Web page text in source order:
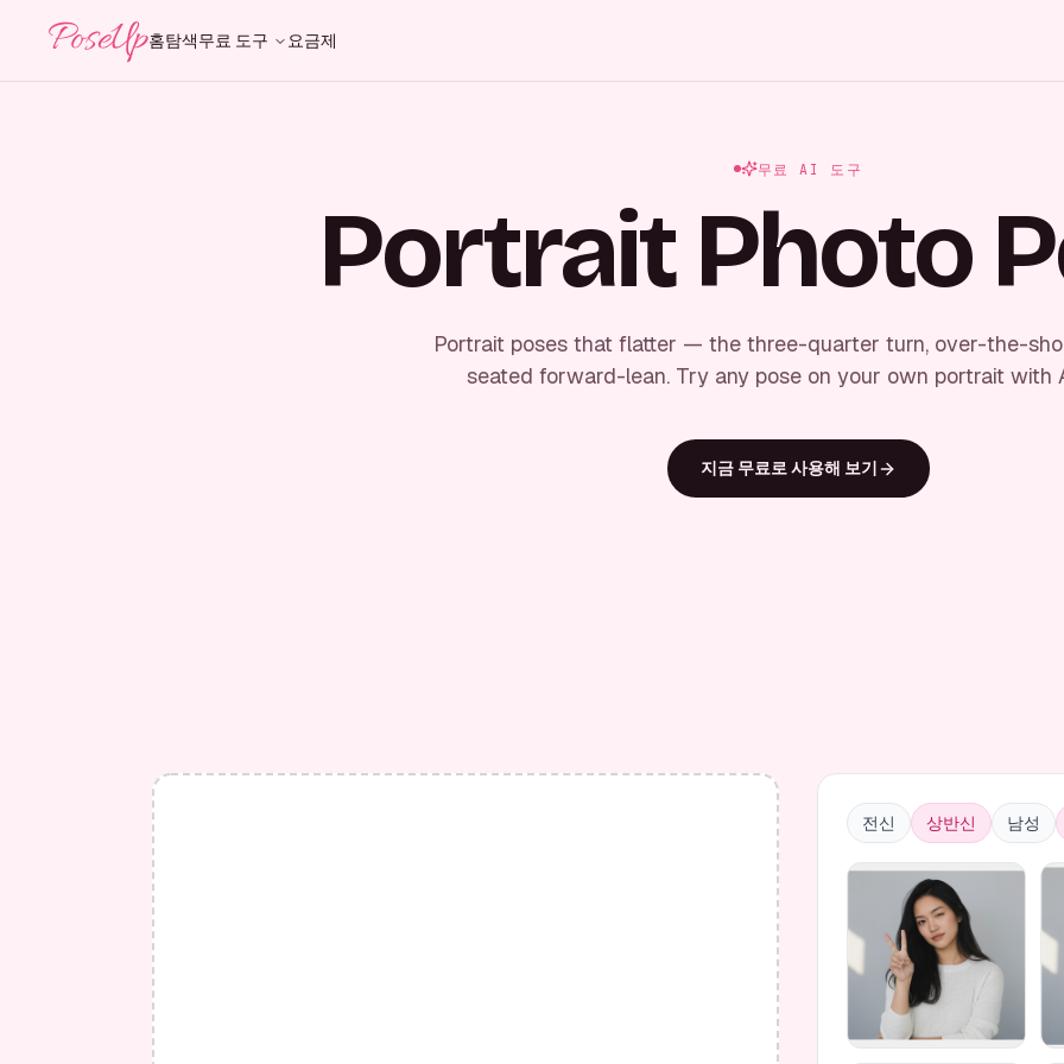
PoseUp홈탐색무료 도구 요금제
무료 AI 도구
Portrait Photo
Portrait poses that flatter — the three-quarter turn, over-the-
seated forward-lean. Try any pose on your own portrait with
지금 무료로 사용해 보기
전신 상반신 남성